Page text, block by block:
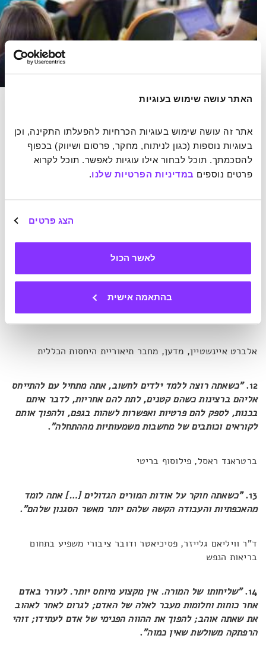
האתר עושה שימוש בעוגיות
פרטים נוספים במדיניות הפרטיות שלנו.
הצג פרטים
לאשר הכול
בהתאמה אישית
9. "מורה משפיע לנצח; הוא אף פעם לא יכול לדעת היכן נגמרת
השפעתו".
פרופסור הנרי אדמס, היסטוריון ונצר למשפחת אדמס הנשיאותית
"אני אף פעם לא מלמד את הסטודנטים שלי, אני רק מנסה
לייצר את התנאים שבהם יוכלו ללמוד".
אלברט איינשטיין, מדען, מחבר תיאוריית היחסות הכללית
12. "כשאתה רוצה ללמד ילדים לחשוב, אתה מתחיל עם להתייחס
אליהם ברצינות כשהם קטנים, לתת להם אחריות, לדבר איתם
בכנות, לספק להם פרטיות ואפשרות לשהות בגפם, ולהפוך אותם
לקוראים וכותבים של מחשבות משמעותיות מההתחלה".
ברטראנד ראסל, פילוסוף בריטי
13. "כשאתה חוקר על אודות המורים הגדולים […] אתה לומד
מהאכפתיות והעבודה הקשה שלהם יותר מאשר הסגנון שלהם".
ד"ר וויליאם גלייזר, פסיכיאטר ודובר ציבורי משפיע בתחום
בריאות הנפש
14. "שליחותו של המורה. אין מקצוע מיוחס יותר. לעורר באדם
אחר כוחות וחלומות מעבר לאלה של האדם; לגרום לאחר לאהוב
את שאתה אוהב; להפוך את ההווה הפנימי של אדם לעתידו; זוהי
הרפתקה משולשת שאין כמוה".